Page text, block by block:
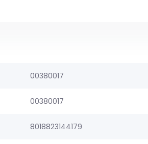
00380017
00380017
8018823144179